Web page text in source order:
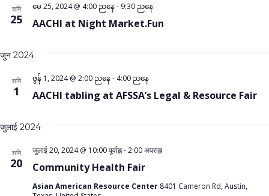
शनि
25 AACHI at Night Market.Fun
မေ 25, 2024 @ 4:00 ညနေ- 9:30 ညနေ
जुन 2024
शनि
1 AACHI tabling at AFSSA’s Legal & Resource Fair
ဇွန် 1, 2024 @ 2:00 ညနေ- 4:00 ညနေ
जुलाई 2024
शनि
20 Community Health Fair
जुलाई 20, 2024 @ 10:00 पूर्वाह्न-2:00 अपराह्न
Asian American Resource Center 8401 Cameron Rd, Austin,